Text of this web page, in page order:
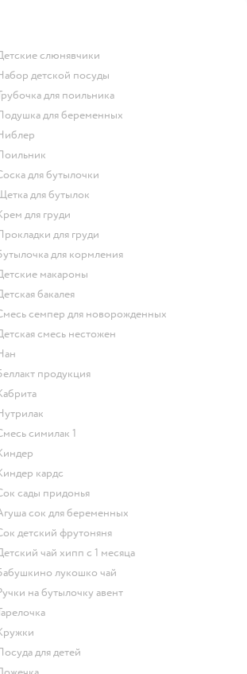
Детские слюнявчики
набор детской посуды
трубочка для поильника
подушка для беременных
ниблер
поильник
соска для бутылочки
щетка для бутылок
крем для груди
прокладки для груди
бутылочка для кормления
детские макароны
детская бакалея
смесь семпер для новорожденных
детская смесь нестожен
нан
беллакт продукция
кабрита
нутрилак
смесь симилак 1
киндер
киндер кардс
сок сады придонья
агуша сок для беременных
сок детский фрутоняня
детский чай хипп с 1 месяца
бабушкино лукошко чай
ручки на бутылочку авент
тарелочка
кружки
посуда для детей